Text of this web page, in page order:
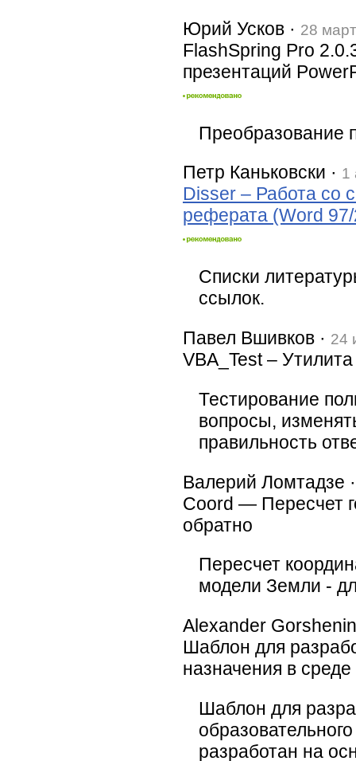
Юрий Усков · 28
FlashSpring Pro
презентаций
Преобразование
Петр Каньковски · 1
Disser – Работа со
реферата (Word
Списки
ссылок.
Павел Вшивков · 24
VBA_Test –
Тестирование
вопросы,
правильность
Валерий Ломтадзе
Coord — Пересчет
обратно
Пересчет
модели Земли -
Alexander
Шаблон для
назначения в
Шаблон для
разработан на